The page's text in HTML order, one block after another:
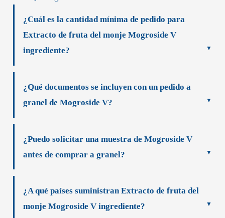
¿Cuál es la cantidad mínima de pedido para
Extracto de fruta del monje Mogroside V
ingrediente?
¿Qué documentos se incluyen con un pedido a
granel de Mogroside V?
¿Puedo solicitar una muestra de Mogroside V
antes de comprar a granel?
¿A qué países suministran Extracto de fruta del
monje Mogroside V ingrediente?